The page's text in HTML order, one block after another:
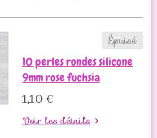
Épuisé
10 perles rondes silicone
9mm rose fuchsia
1,10 €
Voir les détails